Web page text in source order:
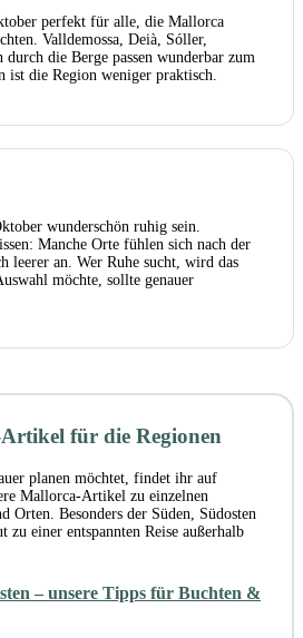
perfekt für alle, die Mallorca
Valldemossa, Deià, Sóller,
die Berge passen wunderbar zum
ist die Region weniger praktisch.
wunderschön ruhig sein.
Manche Orte fühlen sich nach der
leerer an. Wer Ruhe sucht, wird das
möchte, sollte genauer
für die Regionen
planen möchtet, findet ihr auf
Mallorca-Artikel zu einzelnen
Orten. Besonders der Süden, Südosten
zu einer entspannten Reise außerhalb
– unsere Tipps für Buchten &